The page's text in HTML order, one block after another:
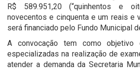
R$ 589.951,20 (“quinhentos e
novecentos e cinquenta e um reais e
será financiado pelo Fundo Municipal
A convocação tem como objetivo
especializadas na realização de
atender a demanda da Secretaria